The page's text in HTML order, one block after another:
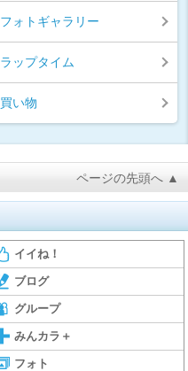
フォトギャラリー
ラップタイム
買い物
ページの先頭へ ▲
イイね！
ブログ
グループ
みんカラ＋
フォト